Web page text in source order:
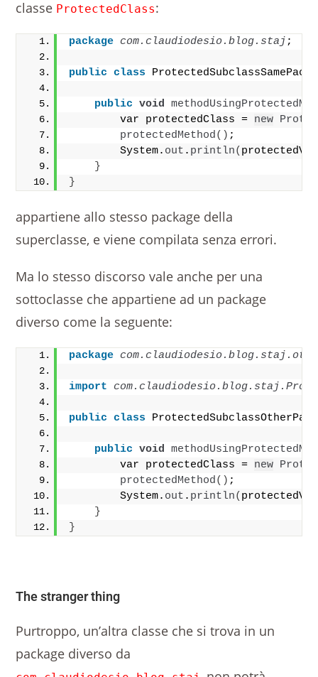
classe ProtectedClass:
package com.claudiodesio.blog.staj ;
public class
public void
        var protectedClass =
new
protectedMethod() ;
        System.
out . println(
}
}
appartiene allo stesso package della
superclasse, e viene compilata senza errori.
Ma lo stesso discorso vale anche per una
sottoclasse che appartiene ad un package
diverso come la seguente:
package
import
public class
public void
        var protectedClass =
new
protectedMethod() ;
        System.
out . println(
}
}
The stranger thing
Purtroppo, un’altra classe che si trova in un
package diverso da